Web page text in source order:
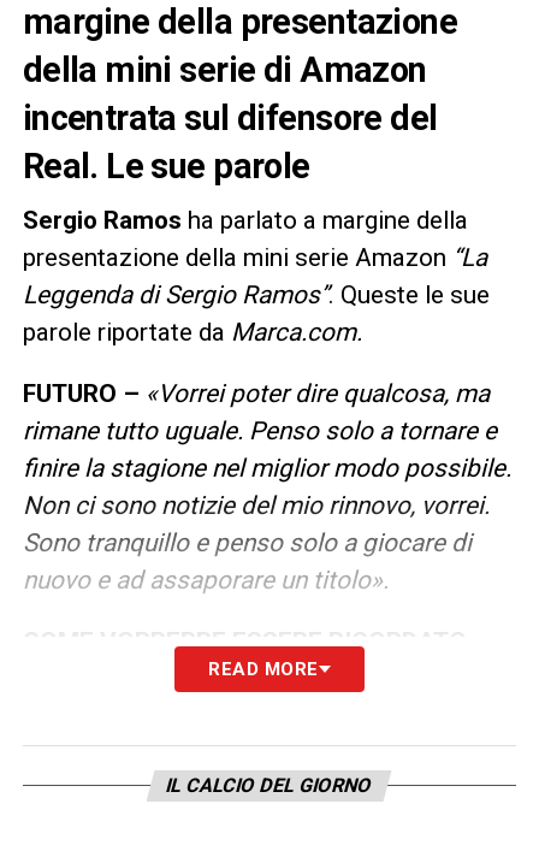
margine della presentazione
della mini serie di Amazon
incentrata sul difensore del
Real. Le sue parole
Sergio Ramos ha parlato a margine della
presentazione della mini serie Amazon “La
Leggenda di Sergio Ramos”. Queste le sue
parole riportate da Marca.com.
FUTURO – «Vorrei poter dire qualcosa, ma
rimane tutto uguale. Penso solo a tornare e
finire la stagione nel miglior modo possibile.
Non ci sono notizie del mio rinnovo, vorrei.
Sono tranquillo e penso solo a giocare di
nuovo e ad assaporare un titolo».
COME VORREBBE ESSERE RICORDATO –
«Non puoi accontentare tutti, ma c’è
quello che hai vinto. L’unica cosa che mi
preoccupa che loro sappiano è che sono
READ MORE
IL CALCIO DEL GIORNO